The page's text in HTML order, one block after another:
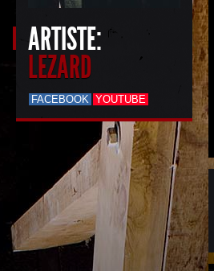
ARTISTE:
LEZARD
FACEBOOK YOUTUBE